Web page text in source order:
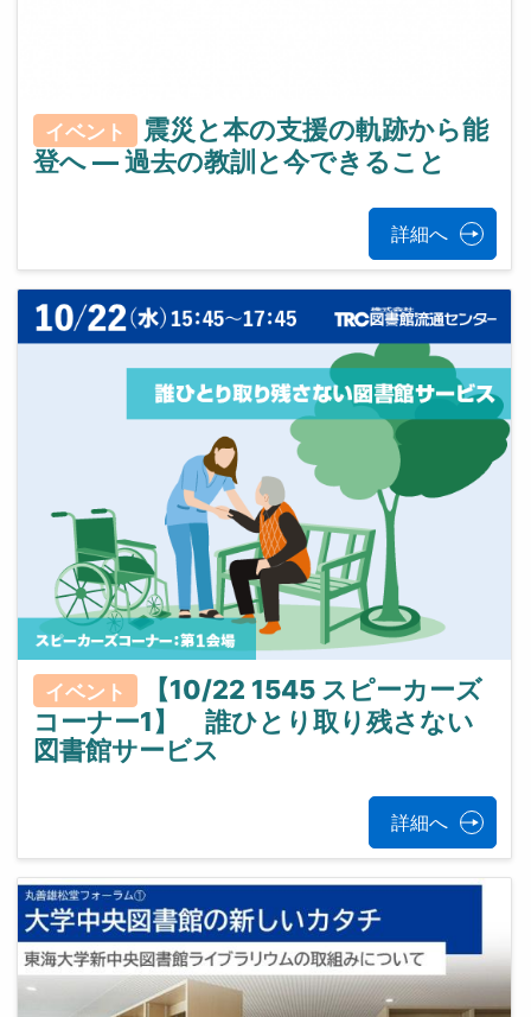
イベント
震災と本の支援の軌跡から能
登へ ― 過去の教訓と今できること
詳細へ
イベント
【10/22 1545 スピーカーズ
コーナー1】 誰ひとり取り残さない
図書館サービス
詳細へ